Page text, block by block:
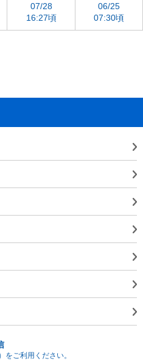
07/28
16:27頃
06/25
07:30頃
をご利用ください。